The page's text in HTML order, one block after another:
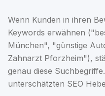
Wenn Kunden in ihren
Keywords erwähnen
München", "günstige
Zahnarzt Pforzheim"),
genau diese
unterschätzten SEO